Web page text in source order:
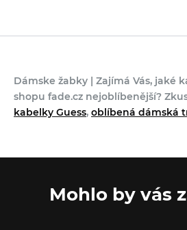
Dámske žabky | Zajímá Vás, jaké
shopu fade.cz nejoblíbenější?
kabelky Guess, oblíbená dámská
Mohlo by vás